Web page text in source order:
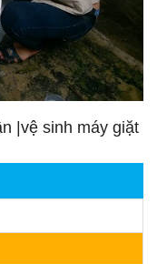
|vệ sinh máy giặt